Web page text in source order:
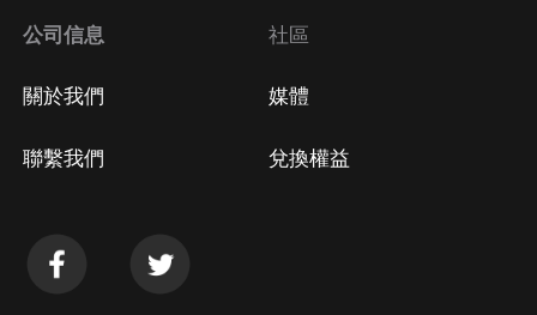
公司信息
關於我們
聯繫我們
社區
媒體
兌換權益